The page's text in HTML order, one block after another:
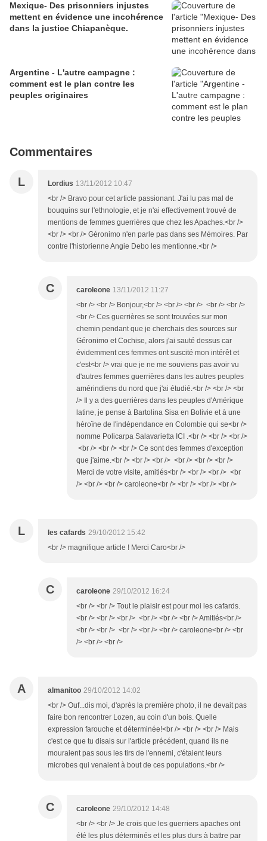
Mexique- Des prisonniers injustes
mettent en évidence une incohérence
dans la justice Chiapanèque.
Argentine - L'autre campagne :
comment est le plan contre les
peuples originaires
Commentaires
L Lordius 13/11/2012 10:47
<br /> Bravo pour cet article passionant. J'ai lu pas mal de
bouquins sur l'ethnologie, et je n'ai effectivement trouvé de
mentions de femmes guerrières que chez les Apaches.<br />
<br /> <br /> Géronimo n'en parle pas dans ses Mémoires. Par
contre l'historienne Angie Debo les mentionne.<br />
C caroleone 13/11/2012 11:27
<br /> <br /> Bonjour,<br /> <br /> <br /> <br /> <br />
<br /> Ces guerrières se sont trouvées sur mon
chemin pendant que je cherchais des sources sur
Géronimo et Cochise, alors j'ai sauté dessus car
évidemment ces femmes ont suscité mon intérêt et
c'est<br /> vrai que je ne me souviens pas avoir vu
d'autres femmes guerrières dans les autres peuples
amérindiens du nord que j'ai étudié.<br /> <br /> <br
/> Il y a des guerrières dans les peuples d'Amérique
latine, je pense à Bartolina Sisa en Bolivie et à une
héroïne de l'indépendance en Colombie qui se<br />
nomme Policarpa Salavarietta ICI .<br /> <br /> <br />
<br /> <br /> <br /> Ce sont des femmes d'exception
que j'aime.<br /> <br /> <br /> <br /> <br /> <br />
Merci de votre visite, amitiés<br /> <br /> <br /> <br
/> <br /> <br /> caroleone<br /> <br /> <br /> <br />
L les cafards 29/10/2012 15:42
<br /> magnifique article ! Merci Caro<br />
C caroleone 29/10/2012 16:24
<br /> <br /> Tout le plaisir est pour moi les cafards.
<br /> <br /> <br /> <br /> <br /> <br /> Amitiés<br />
<br /> <br /> <br /> <br /> <br /> caroleone<br /> <br
/> <br /> <br />
A almanitoo 29/10/2012 14:02
<br /> Ouf...dis moi, d'après la première photo, il ne devait pas
faire bon rencontrer Lozen, au coin d'un bois. Quelle
expression farouche et déterminée!<br /> <br /> <br /> Mais
c'est ce que tu disais sur l'article précédent, quand ils ne
mouraient pas sous les tirs de l'ennemi, c'étaient leurs
microbes qui venaient à bout de ces populations.<br />
C caroleone 29/10/2012 14:48
<br /> <br /> Je crois que les guerriers apaches ont
été les plus déterminés et les plus durs à battre par